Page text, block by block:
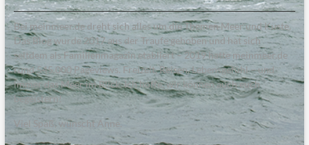
Bei meinmeer.de dreht sich alles um die Themen Meer und Küste.
Das Blog wurde 2017 aus der Traufe gehoben und hat sich
seitdem als Familienmagazin etabliert – 2019 hatte meinmeer.de
rund 545.000 Pageviews. Freizeit, Reisen, Lebensgefühl – und
immer das Meer im Blick. Ich hoffe, wir können auch euch
begeistern!
Viel Spaß, wünscht Anne.